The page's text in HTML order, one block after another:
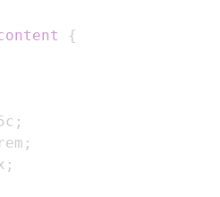
{
;
rem ;
;